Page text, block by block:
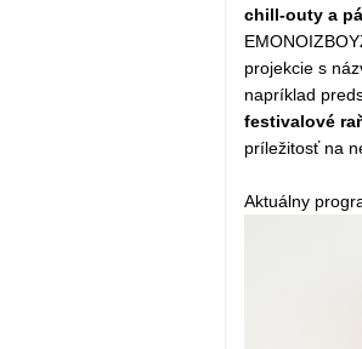
chill-outy a
projekcie s
napríklad
festivalové
príležitosť na
Aktuálny